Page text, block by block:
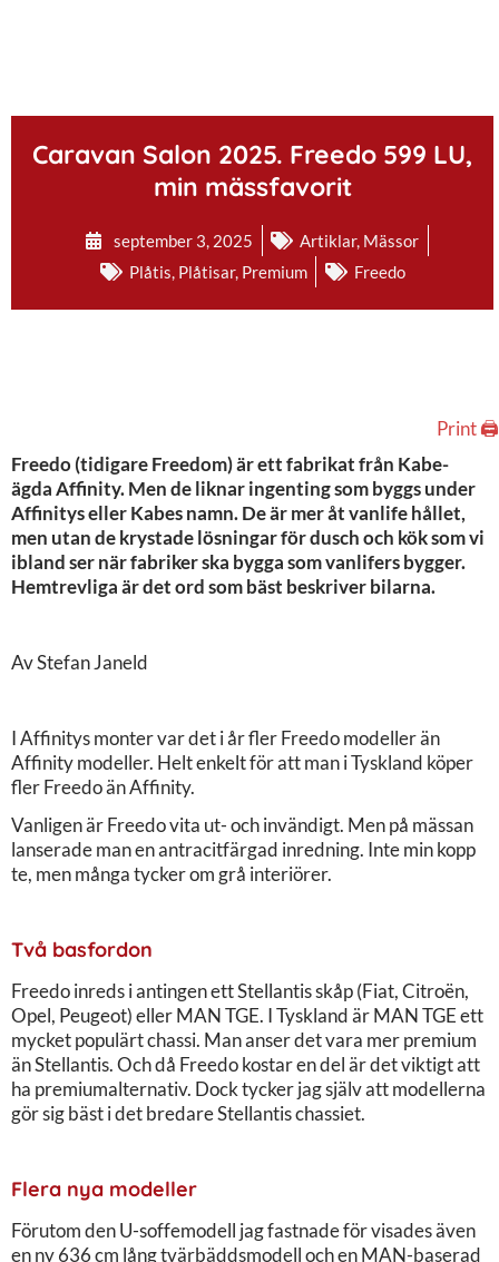
Caravan Salon 2025. Freedo 599 LU,
min mässfavorit
september 3, 2025 Artiklar, Mässor
Plåtis, Plåtisar, Premium Freedo
Print 🖨
Freedo (tidigare Freedom) är ett fabrikat från Kabe-
ägda Affinity. Men de liknar ingenting som byggs under
Affinitys eller Kabes namn. De är mer åt vanlife hållet,
men utan de krystade lösningar för dusch och kök som vi
ibland ser när fabriker ska bygga som vanlifers bygger.
Hemtrevliga är det ord som bäst beskriver bilarna.
Av Stefan Janeld
I Affinitys monter var det i år fler Freedo modeller än
Affinity modeller. Helt enkelt för att man i Tyskland köper
fler Freedo än Affinity.
Vanligen är Freedo vita ut- och invändigt. Men på mässan
lanserade man en antracitfärgad inredning. Inte min kopp
te, men många tycker om grå interiörer.
Två basfordon
Freedo inreds i antingen ett Stellantis skåp (Fiat, Citroën,
Opel, Peugeot) eller MAN TGE. I Tyskland är MAN TGE ett
mycket populärt chassi. Man anser det vara mer premium
än Stellantis. Och då Freedo kostar en del är det viktigt att
ha premiumalternativ. Dock tycker jag själv att modellerna
gör sig bäst i det bredare Stellantis chassiet.
Flera nya modeller
Förutom den U-soffemodell jag fastnade för visades även
en ny 636 cm lång tvärbäddsmodell och en MAN-baserad